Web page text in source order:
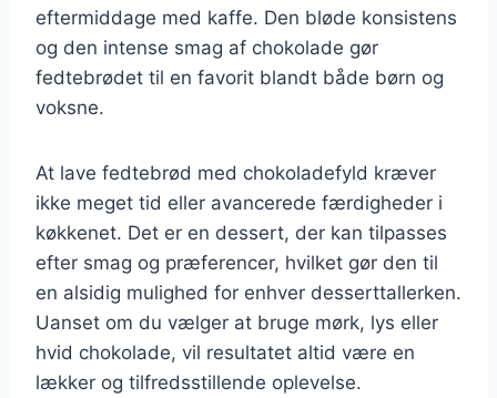
eftermiddage med kaffe. Den bløde konsistens
og den intense smag af chokolade gør
fedtebrødet til en favorit blandt både børn og
voksne.
At lave fedtebrød med chokoladefyld kræver
ikke meget tid eller avancerede færdigheder i
køkkenet. Det er en dessert, der kan tilpasses
efter smag og præferencer, hvilket gør den til
en alsidig mulighed for enhver desserttallerken.
Uanset om du vælger at bruge mørk, lys eller
hvid chokolade, vil resultatet altid være en
lækker og tilfredsstillende oplevelse.